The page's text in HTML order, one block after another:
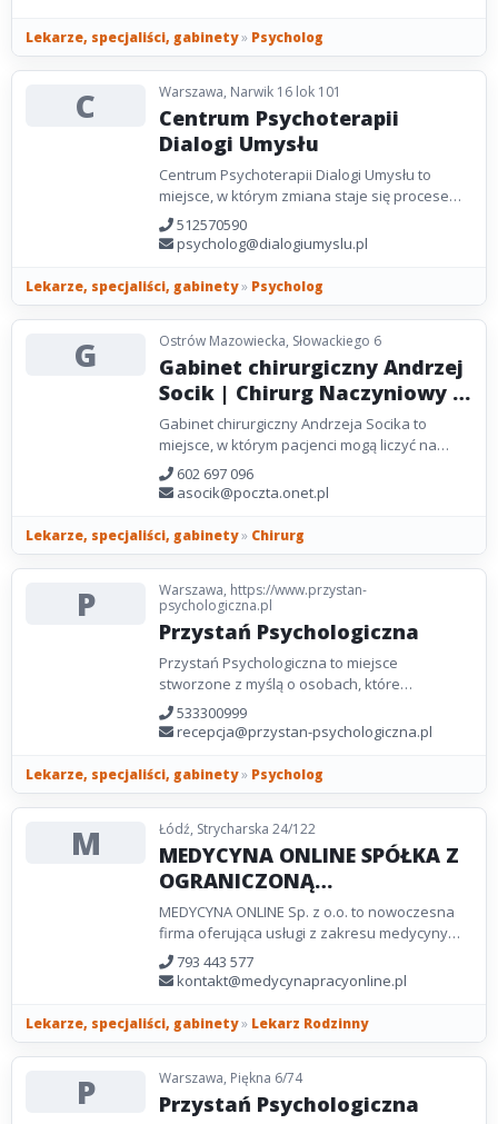
Lekarze, specjaliści, gabinety» Psycholog
C Warszawa, Narwik 16 lok 101
Centrum Psychoterapii
Dialogi Umysłu
Centrum Psychoterapii Dialogi Umysłu to
miejsce, w którym zmiana staje się procesem,
a nie jednorazowym wydarzeniem. Nasz
zespół doświadczonych...
512570590
psycholog@dialogiumyslu.pl
Lekarze, specjaliści, gabinety» Psycholog
G Ostrów Mazowiecka, Słowackiego 6
Gabinet chirurgiczny Andrzej
Socik | Chirurg Naczyniowy |
Ostrów Mazowiecka
Gabinet chirurgiczny Andrzeja Socika to
miejsce, w którym pacjenci mogą liczyć na
fachową opiekę oraz nowoczesne metody
diagnostyki i leczenia....
602 697 096
asocik@poczta.onet.pl
Lekarze, specjaliści, gabinety» Chirurg
P
Warszawa, https://www.przystan-
psychologiczna.pl
Przystań Psychologiczna
Przystań Psychologiczna to miejsce
stworzone z myślą o osobach, które
potrzebują profesjonalnego wsparcia
psychologicznego oraz
psychoterapeutycznego....
533300999
recepcja@przystan-psychologiczna.pl
Lekarze, specjaliści, gabinety» Psycholog
M Łódź, Strycharska 24/122
MEDYCYNA ONLINE SPÓŁKA Z
OGRANICZONĄ
ODPOWIEDZIALNOŚCIĄ
MEDYCYNA ONLINE Sp. z o.o. to nowoczesna
firma oferująca usługi z zakresu medycyny
pracy, która łączy profesjonalną opiekę
lekarską z...
793 443 577
kontakt@medycynapracyonline.pl
Lekarze, specjaliści, gabinety» Lekarz Rodzinny
P Warszawa, Piękna 6/74
Przystań Psychologiczna